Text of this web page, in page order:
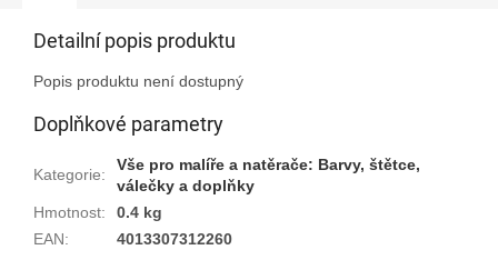
Detailní popis produktu
Popis produktu není dostupný
Doplňkové parametry
Kategorie:
Vše pro malíře a natěrače: Barvy, štětce,
válečky a doplňky
Hmotnost:
0.4 kg
EAN: 4013307312260